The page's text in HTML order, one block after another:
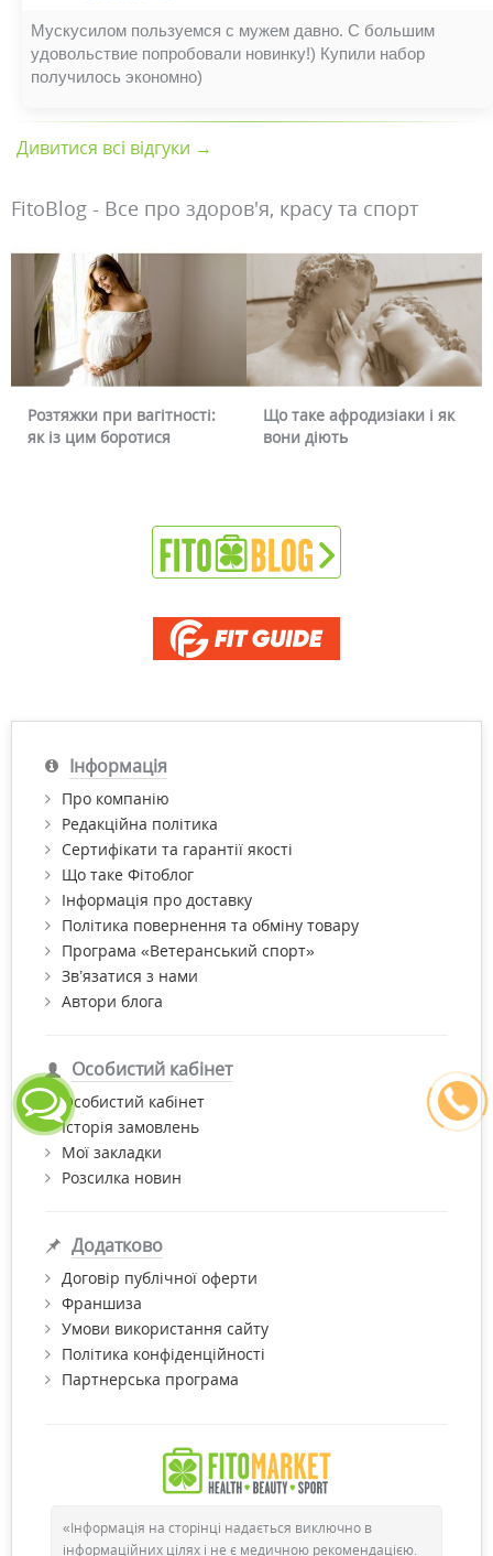
Мускусилом пользуемся с мужем давно. С большим
удовольствие попробовали новинку!) Купили набор
получилось экономно)
Дивитися всі відгуки →
FitoBlog - Все про здоров'я, красу та спорт
Що таке афродизіаки і як
вони діють
Чому червоніє обличчя і
чи можна це прибрати
Інформація
Про компанію
Редакційна політика
Сертифікати та гарантії якості
Що таке Фітоблог
Інформація про доставку
Політика повернення та обміну товару
Програма «Ветеранський спорт»
Зв’язатися з нами
Автори блога
Особистий кабінет
Особистий кабінет
Історія замовлень
Мої закладки
Розсилка новин
Додатково
Договір публічної оферти
Франшиза
Умови використання сайту
Політика конфіденційності
Партнерська програма
«Інформація на сторінці надається виключно в
інформаційних цілях і не є медичною рекомендацією.